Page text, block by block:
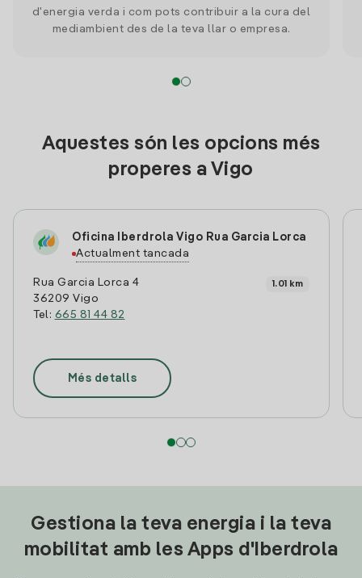
d'energia verda i com pots contribuir a la cura del
mediambient des de la teva llar o empresa.
Aquestes són les opcions més
properes a Vigo
Oficina Iberdrola Vigo Rua Garcia Lorca
Actualment tancada
Rua Garcia Lorca 4
36209 Vigo
Tel: 665 81 44 82
1.01 km
Més detalls
Gestiona la teva energia i la teva
mobilitat amb les Apps d'Iberdrola